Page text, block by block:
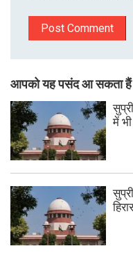
आपको यह पसंद आ सकता हैं
में